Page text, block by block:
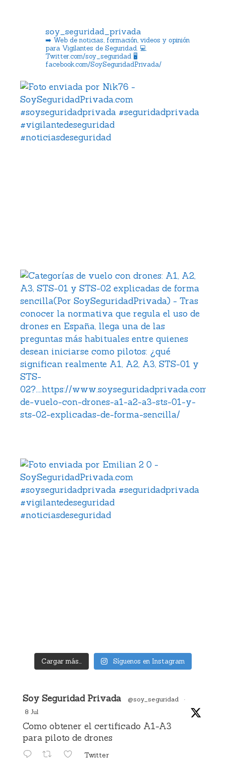
soy_seguridad_privada
➡️ Web de noticias, formación, videos y opinión
para Vigilantes de Seguridad. 💻
Twitter.com/soy_seguridad 🖥️
facebook.com/SoySeguridadPrivada/
Cargar más... Síguenos en Instagram
AvatarSoy Seguridad Privada @soy_seguridad
·
8 Jul
Como obtener el certificado A1-A3
para piloto de drones
Twitter